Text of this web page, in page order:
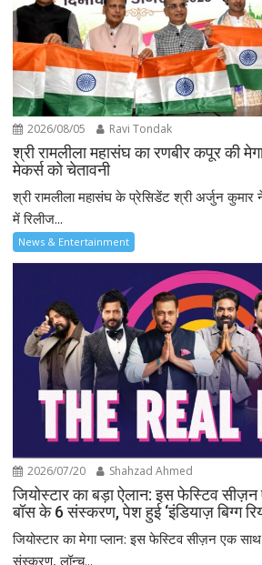
2026/08/05 Ravi Tondak
श्री रामलीला महासंघ का रणबीर कपूर की
मेकर्स को चेतावनी
श्री रामलीला महासंघ के प्रेसिडेंट श्री अर्जुन कुमार
में रिलीज...
News & Entertainment
2026/07/20 Shahzad Ahmed
जियोस्टार का बड़ा ऐलान: इस फेस्टिव
बॉस के 6 संस्करण, पेश हुई ‘इंडियाज़ बिग्ग
जियोस्टार का मेगा प्लान: इस फेस्टिव सीज़न एक
संस्करण, लॉन्च...